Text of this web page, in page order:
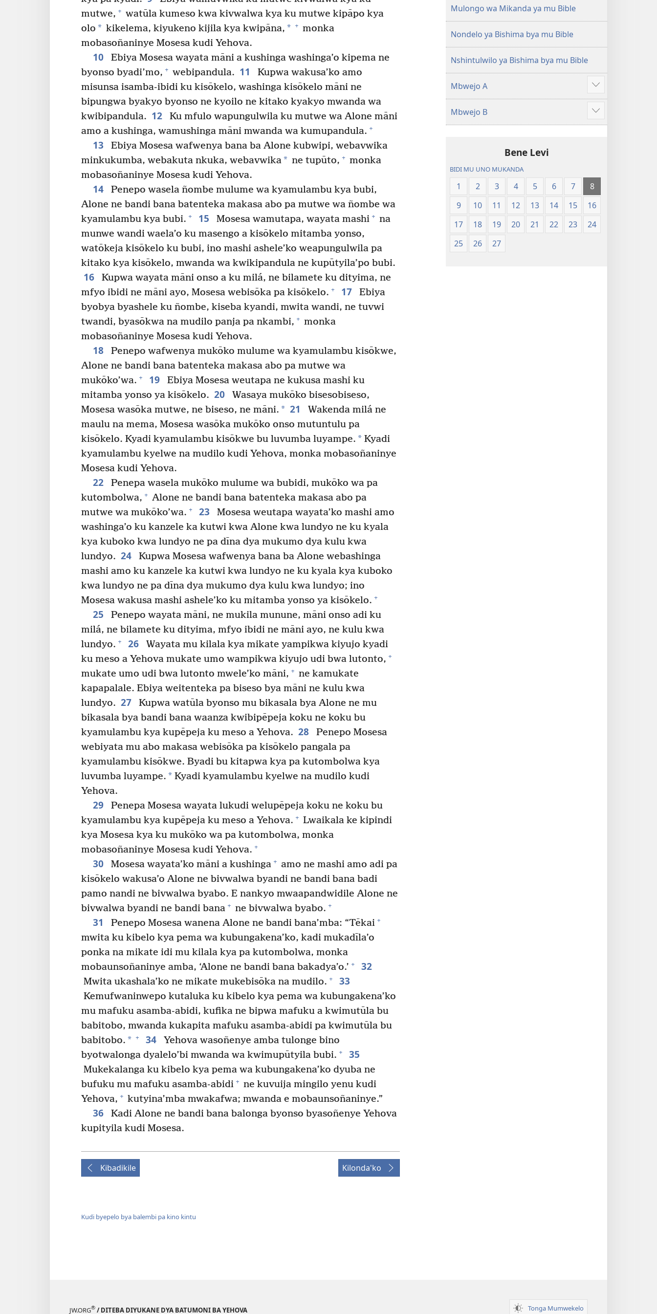
mutwe, + watūla kumeso kwa kivwalwa kya ku mutwe kipāpo kya
olo * kikelema, kiyukeno kijila kya kwipāna, * + monka
mobasoñaninye Mosesa kudi Yehova.
10
Ebiya Mosesa wayata māni a kushinga washinga’o kipema ne
byonso byadi’mo, + webipandula. 11
Kupwa wakusa’ko amo
misunsa isamba-ibidi ku kisōkelo, washinga kisōkelo māni ne
bipungwa byakyo byonso ne kyoilo ne kitako kyakyo mwanda wa
kwibipandula. 12
Ku mfulo wapungulwila ku mutwe wa Alone māni
amo a kushinga, wamushinga māni mwanda wa kumupandula. +
13
Ebiya Mosesa wafwenya bana ba Alone kubwipi, webavwika
minkukumba, webakuta nkuka, webavwika* ne tupūto, + monka
mobasoñaninye Mosesa kudi Yehova.
14
Penepo wasela ñombe mulume wa kyamulambu kya bubi,
Alone ne bandi bana batenteka makasa abo pa mutwe wa ñombe wa
kyamulambu kya bubi. + 15 Mosesa wamutapa, wayata mashi + na
munwe wandi waela’o ku masengo a kisōkelo mitamba yonso,
watōkeja kisōkelo ku bubi, ino mashi ashele’ko weapungulwila pa
kitako kya kisōkelo, mwanda wa kwikipandula ne kupūtyila’po bubi.
16
Kupwa wayata māni onso a ku milá, ne bilamete ku dityima, ne
mfyo ibidi ne māni ayo, Mosesa webisōka pa kisōkelo. + 17
Ebiya
byobya byashele ku ñombe, kiseba kyandi, mwita wandi, ne tuvwi
twandi, byasōkwa na mudilo panja pa nkambi, + monka
mobasoñaninye Mosesa kudi Yehova.
18
Penepo wafwenya mukōko mulume wa kyamulambu kisōkwe,
Alone ne bandi bana batenteka makasa abo pa mutwe wa
mukōko’wa. + 19
Ebiya Mosesa weutapa ne kukusa mashi ku
mitamba yonso ya kisōkelo. 20
Wasaya mukōko bisesobiseso,
Mosesa wasōka mutwe, ne biseso, ne māni. * 21
Wakenda milá ne
maulu na mema, Mosesa wasōka mukōko onso mutuntulu pa
kisōkelo. Kyadi kyamulambu kisōkwe bu luvumba luyampe. * Kyadi
kyamulambu kyelwe na mudilo kudi Yehova, monka mobasoñaninye
Mosesa kudi Yehova.
22
Penepa wasela mukōko mulume wa bubidi, mukōko wa pa
kutombolwa, + Alone ne bandi bana batenteka makasa abo pa
mutwe wa mukōko’wa. + 23
Mosesa weutapa wayata’ko mashi amo
washinga’o ku kanzele ka kutwi kwa Alone kwa lundyo ne ku kyala
kya kuboko kwa lundyo ne pa dīna dya mukumo dya kulu kwa
lundyo. 24
Kupwa Mosesa wafwenya bana ba Alone webashinga
mashi amo ku kanzele ka kutwi kwa lundyo ne ku kyala kya kuboko
kwa lundyo ne pa dīna dya mukumo dya kulu kwa lundyo; ino
Mosesa wakusa mashi ashele’ko ku mitamba yonso ya kisōkelo. +
25
Penepo wayata māni, ne mukila munune, māni onso adi ku
milá, ne bilamete ku dityima, mfyo ibidi ne māni ayo, ne kulu kwa
lundyo. + 26
Wayata mu kilala kya mikate yampikwa kiyujo kyadi
ku meso a Yehova mukate umo wampikwa kiyujo udi bwa lutonto, +
mukate umo udi bwa lutonto mwele’ko māni, + ne kamukate
kapapalale. Ebiya weitenteka pa biseso bya māni ne kulu kwa
lundyo. 27
Kupwa watūla byonso mu bikasala bya Alone ne mu
bikasala bya bandi bana waanza kwibipēpeja koku ne koku bu
kyamulambu kya kupēpeja ku meso a Yehova. 28
Penepo Mosesa
webiyata mu abo makasa webisōka pa kisōkelo pangala pa
kyamulambu kisōkwe. Byadi bu kitapwa kya pa kutombolwa kya
luvumba luyampe. * Kyadi kyamulambu kyelwe na mudilo kudi
Yehova.
29
Penepa Mosesa wayata lukudi welupēpeja koku ne koku bu
kyamulambu kya kupēpeja ku meso a Yehova. + Lwaikala ke kipindi
kya Mosesa kya ku mukōko wa pa kutombolwa, monka
mobasoñaninye Mosesa kudi Yehova. +
30 Mosesa wayata’ko māni a kushinga + amo ne mashi amo adi pa
kisōkelo wakusa’o Alone ne bivwalwa byandi ne bandi bana badi
pamo nandi ne bivwalwa byabo. E nankyo mwaapandwidile Alone ne
bivwalwa byandi ne bandi bana + ne bivwalwa byabo. +
31 Penepo Mosesa wanena Alone ne bandi bana’mba: “Tēkai +
mwita ku kibelo kya pema wa kubungakena’ko, kadi mukadīla’o
ponka na mikate idi mu kilala kya pa kutombolwa, monka
mobaunsoñaninye amba, ‘Alone ne bandi bana bakadya’o.’ + 32
Mwita ukashala’ko ne mikate mukebisōka na mudilo. + 33
Kemufwaninwepo kutaluka ku kibelo kya pema wa kubungakena’ko
mu mafuku asamba-abidi, kufika ne bipwa mafuku a kwimutūla bu
babitobo, mwanda kukapita mafuku asamba-abidi pa kwimutūla bu
babitobo. * + 34
Yehova wasoñenye amba tulonge bino
byotwalonga dyalelo’bi mwanda wa kwimupūtyila bubi. + 35
Mukekalanga ku kibelo kya pema wa kubungakena’ko dyuba ne
bufuku mu mafuku asamba-abidi + ne kuvuija mingilo yenu kudi
Yehova, + kutyina’mba mwakafwa; mwanda e mobaunsoñaninye.”
36
Kadi Alone ne bandi bana balonga byonso byasoñenye Yehova
kupityila kudi Mosesa.
Kibadikile Kilonda'ko
Kudi byepelo bya balembi pa kino kintu
(Mulupulwe
mu
2018)
Ntanda
Mipya
(Mulupulwe
Mulongo wa Mikanda ya mu Bible
Nondelo ya Bishima bya mu Bible
Nshintulwilo ya Bishima bya mu Bible
Mbwejo A
Show
more
Mbwejo B
Show
more
Bene Levi
BIDI MU UNO MUKANDA
1 2 3 4 5 6 7
8
9
10 11 12 13 14 15
16
17
18 19 20 21 22 23
24
25
26 27
JW.ORG® / DITEBA DIYUKANE DYA BATUMONI BA YEHOVA Tonga Mumwekelo